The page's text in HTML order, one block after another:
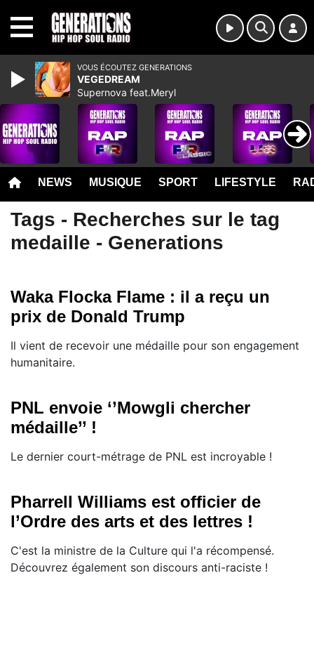
NEWS MUSIQUE SPORT LIFESTYLE
Tags - Recherches sur le tag
medaille - Generations
Waka Flocka Flame : il a reçu un
prix de Donald Trump
Il vient de recevoir une médaille pour son engagement
humanitaire.
PNL envoie ‘’Mowgli chercher
médaille’’ !
​Le dernier court-métrage de PNL est incroyable !
Pharrell Williams est officier de
l’Ordre des arts et des lettres !
C'est la ministre de la Culture qui l'a récompensé.
Découvrez également son discours anti-raciste !
VOUS ÉCOUTEZ GENERATIONS
VEGEDREAM
Supernova feat.Meryl